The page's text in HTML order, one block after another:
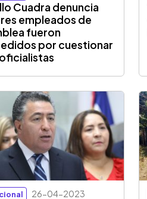
Cuadra denuncia
empleados de
fueron
por cuestionar
26-04-2023